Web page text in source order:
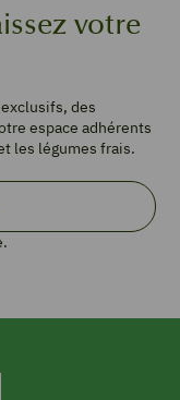
votre
des
espace adhérents
les légumes frais.